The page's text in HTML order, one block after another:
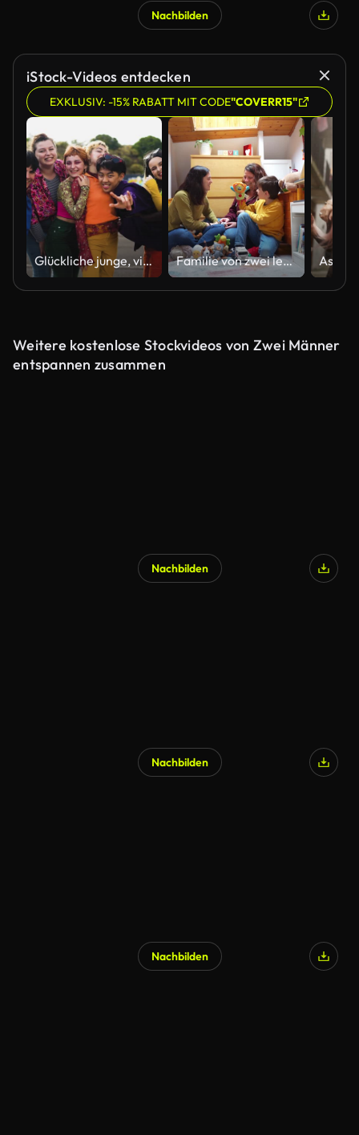
Nachbilden
iStock-Videos entdecken
EXKLUSIV: -15% RABATT MIT CODE"COVERR15"
Glückliche junge, vielfältige Freunde, die Spaß am gemeinsamen Abhängen haben - Jugendmenschen Millennial Generation Konzept Familie von zwei lesbischen Müttern spielt mit ihrem Sohn in ihrem Zimmer
Weitere kostenlose Stockvideos von Zwei Männer
entspannen zusammen
Nachbilden
Nachbilden
Nachbilden